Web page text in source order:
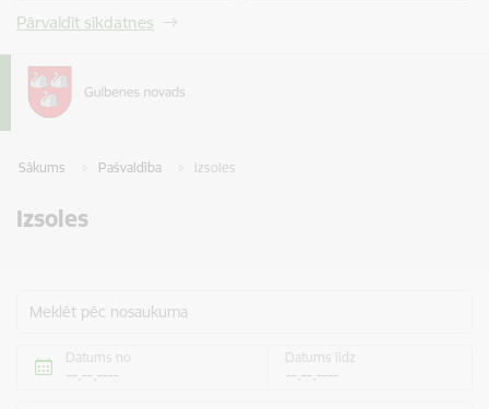
Pārvaldīt sīkdatnes
Sākums Pašvaldība Izsoles
Izsoles
Meklēt pēc nosaukuma
Datums no Datums līdz